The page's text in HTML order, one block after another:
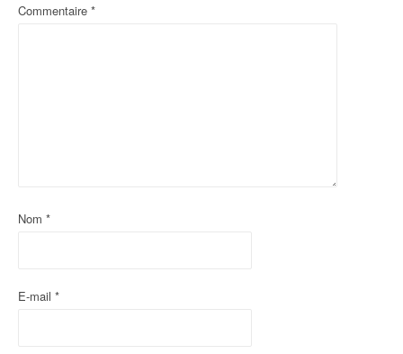
Commentaire *
Nom *
E-mail *